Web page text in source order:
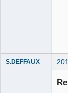
S.DEFFAUX